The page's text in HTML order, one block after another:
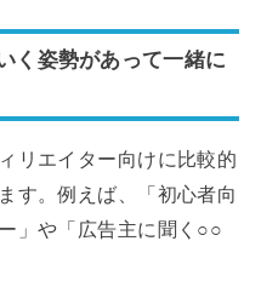
く姿勢があって一緒に
リエイター向けに比較的
す。例えば、「初心者向
」や「広告主に聞く○○